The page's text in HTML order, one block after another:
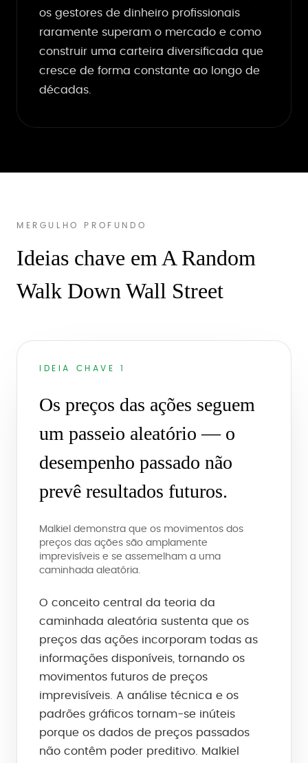
os gestores de dinheiro profissionais
raramente superam o mercado e como
construir uma carteira diversificada que
cresce de forma constante ao longo de
décadas.
MERGULHO PROFUNDO
Ideias chave em A Random
Walk Down Wall Street
IDEIA CHAVE 1
Os preços das ações seguem
um passeio aleatório — o
desempenho passado não
prevê resultados futuros.
Malkiel demonstra que os movimentos dos
preços das ações são amplamente
imprevisíveis e se assemelham a uma
caminhada aleatória.
O conceito central da teoria da
caminhada aleatória sustenta que os
preços das ações incorporam todas as
informações disponíveis, tornando os
movimentos futuros de preços
imprevisíveis. A análise técnica e os
padrões gráficos tornam-se inúteis
porque os dados de preços passados
não contêm poder preditivo. Malkiel